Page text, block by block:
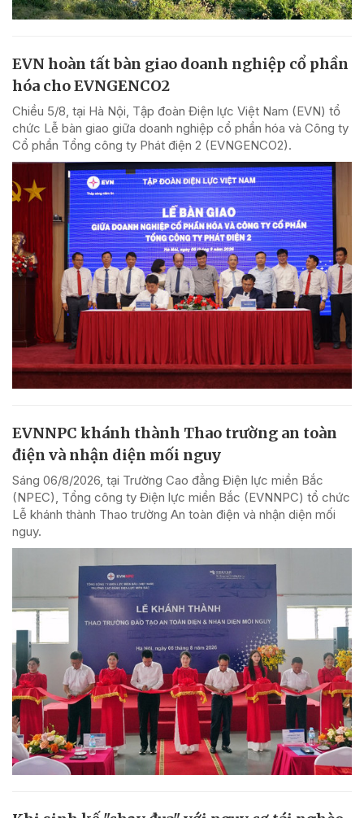
EVN hoàn tất bàn giao doanh nghiệp cổ phần
hóa cho EVNGENCO2
Chiều 5/8, tại Hà Nội, Tập đoàn Điện lực Việt Nam (EVN) tổ
chức Lễ bàn giao giữa doanh nghiệp cổ phần hóa và Công ty
Cổ phần Tổng công ty Phát điện 2 (EVNGENCO2).
EVNNPC khánh thành Thao trường an toàn
điện và nhận diện mối nguy
Sáng 06/8/2026, tại Trường Cao đẳng Điện lực miền Bắc
(NPEC), Tổng công ty Điện lực miền Bắc (EVNNPC) tổ chức
Lễ khánh thành Thao trường An toàn điện và nhận diện mối
nguy.